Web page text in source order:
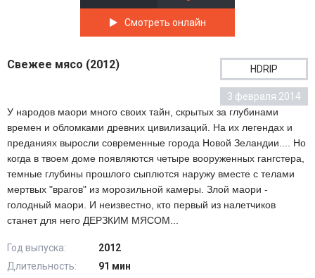
Смотреть онлайн
Свежее мясо (2012) HDRIP
3 февраля 2014
У народов маори много своих тайн, скрытых за глубинами
времен и обломками древних цивилизаций. На их легендах и
преданиях выросли современные города Новой Зеландии.... Но
когда в твоем доме появляются четыре вооруженных гангстера,
темные глубины прошлого сыплются наружу вместе с телами
мертвых "врагов" из морозильной камеры. Злой маори -
голодный маори. И неизвестно, кто первый из налетчиков
станет для него ДЕРЗКИМ МЯСОМ...
Год выпуска:
2012
Длительность:
91 мин